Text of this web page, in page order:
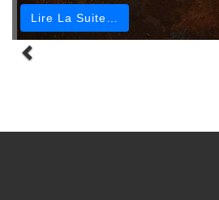
Lire La Suite…